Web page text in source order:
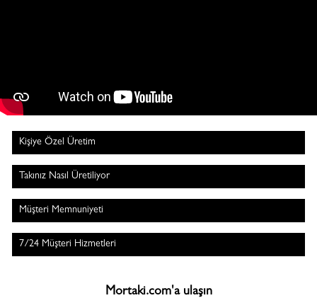
Kişiye Özel Üretim
Takınız Nasıl Üretiliyor
Müşteri Memnuniyeti
7/24 Müşteri Hizmetleri
Mortaki.com'a ulaşın